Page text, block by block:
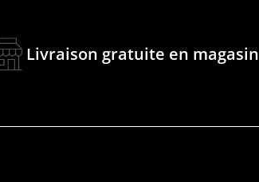
Livraison gratuite en magasin